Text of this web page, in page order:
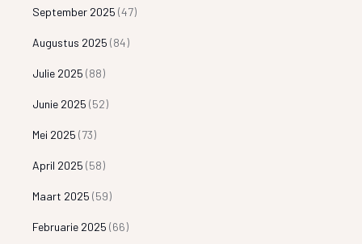
September 2025 (47)
Augustus 2025 (84)
Julie 2025 (88)
Junie 2025 (52)
Mei 2025 (73)
April 2025 (58)
Maart 2025 (59)
Februarie 2025 (66)